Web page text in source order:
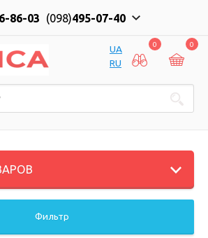
86-03 (098)495-07-40
UA
RU
0 0
Фильтр